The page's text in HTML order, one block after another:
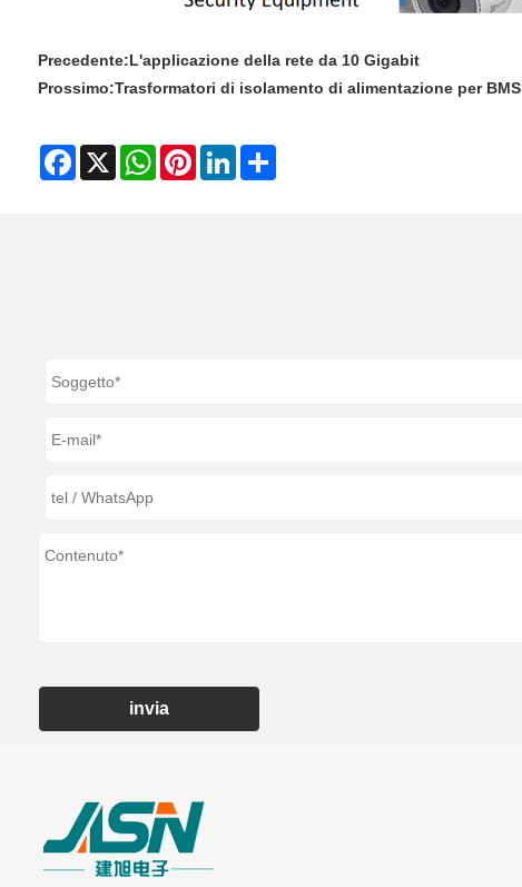
Precedente:L'applicazione della rete da 10 Gigabit
Prossimo:Trasformatori di isolamento di alimentazione per BMS
Facebook
X WhatsAppPinterestLinkedInShare
invia